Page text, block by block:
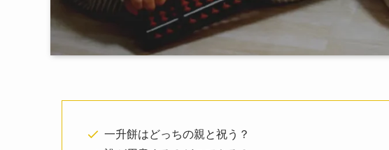
一升餅はどっちの親と祝う？